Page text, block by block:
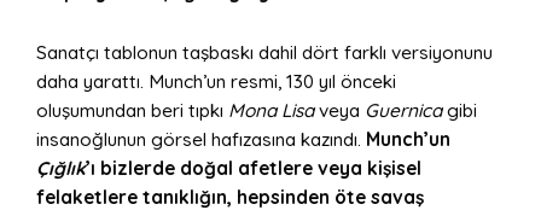
Sanatçı tablonun taşbaskı dahil dört farklı versiyonunu
daha yarattı. Munch’un resmi, 130 yıl önceki
oluşumundan beri tıpkı Mona Lisaveya Guernicagibi
insanoğlunun görsel hafızasına kazındı. Munch’un
Çığlık’ı bizlerde doğal afetlere veya kişisel
felaketlere tanıklığın, hepsinden öte savaş